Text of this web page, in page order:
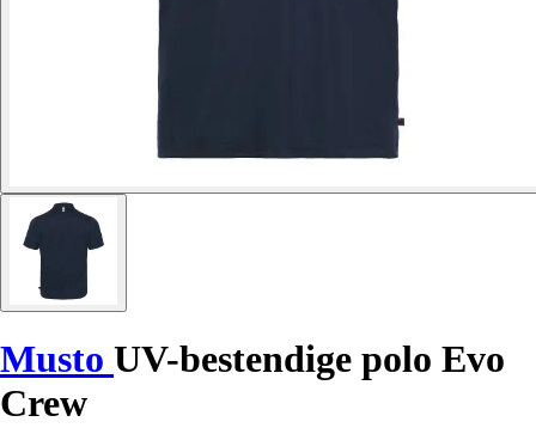
Musto UV-bestendige polo Evo
Crew